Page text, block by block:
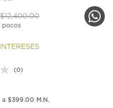
$12,400.00
pocos
Sin
en
(0)
a $399.00 M.N.